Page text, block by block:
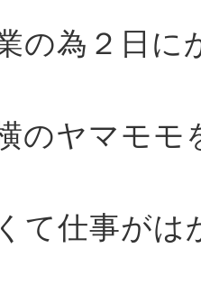
の為２日
のヤマモモ
て仕事がは